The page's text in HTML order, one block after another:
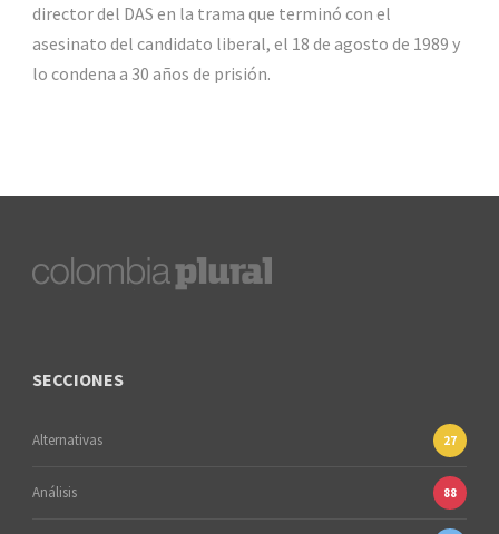
director del DAS en la trama que terminó con el
asesinato del candidato liberal, el 18 de agosto de 1989 y
lo condena a 30 años de prisión.
SECCIONES
Alternativas 27
Análisis 88